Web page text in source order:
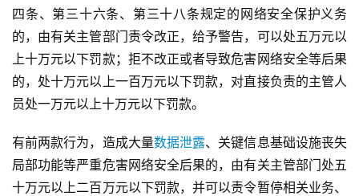
四条、第三十六条、第三十八条规定的网络安全保护义务
的，由有关主管部门责令改正，给予警告，可以处五万元以
上十万元以下罚款；拒不改正或者导致危害网络安全等后果
的，处十万元以上一百万元以下罚款，对直接负责的主管人
员处一万元以上十万元以下罚款。
有前两款行为，造成大量数据泄露、关键信息基础设施丧失
局部功能等严重危害网络安全后果的，由有关主管部门处五
十万元以上二百万元以下罚款，并可以责令暂停相关业务、